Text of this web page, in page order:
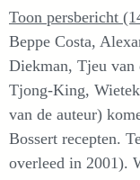
Toon persbericht
Beppe Costa,
Diekman, Tjeu van
Tjong-King,
van de auteur)
Bossert recepten.
overleed in 2001).